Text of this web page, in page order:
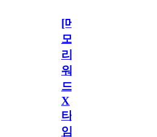
[메
모
리
워
드
X
타
임